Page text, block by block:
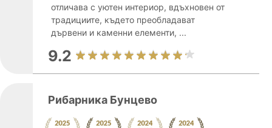
отличава с уютен интериор, вдъхновен от
традициите, където преобладават
дървени и каменни елементи, ...
9.2
Рибарника Бунцево